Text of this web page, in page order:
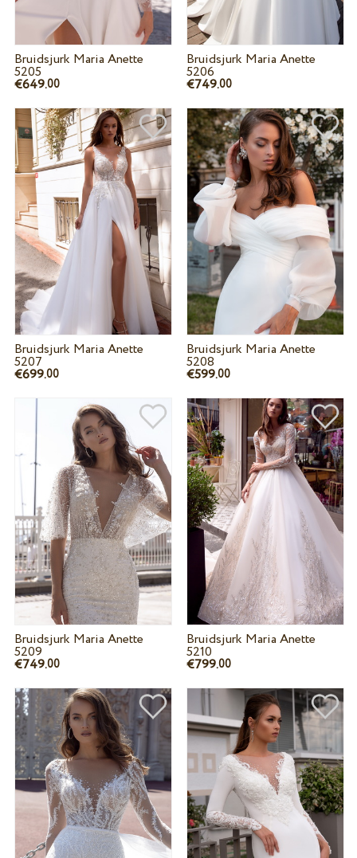
Bruidsjurk Maria Anette
5205
€649.00
Bruidsjurk Maria Anette
5206
€749.00
Bruidsjurk Maria Anette
5207
€699.00
Bruidsjurk Maria Anette
5208
€599.00
Bruidsjurk Maria Anette
5209
€749.00
Bruidsjurk Maria Anette
5210
€799.00